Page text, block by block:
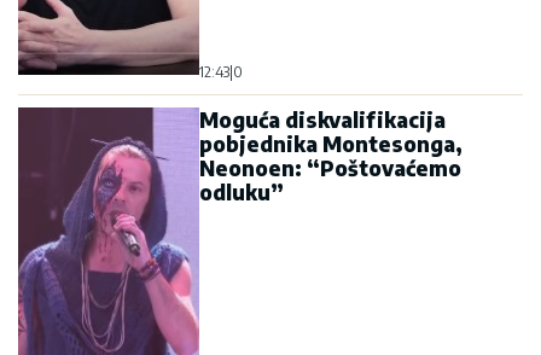
12:43|0
Moguća diskvalifikacija
pobjednika Montesonga,
Neonoen: “Poštovaćemo
odluku”